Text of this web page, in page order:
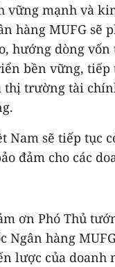
vững mạnh và
hàng MUFG sẽ
hướng dòng
bền vững, tiếp
thị trường tài
Nam sẽ tiếp tục
đảm cho các
ơn Phó Thủ
Ngân hàng
lược của doanh